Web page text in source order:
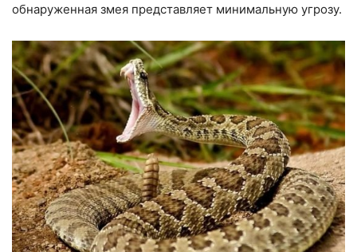
обнаруженная змея представляет минимальную угрозу.